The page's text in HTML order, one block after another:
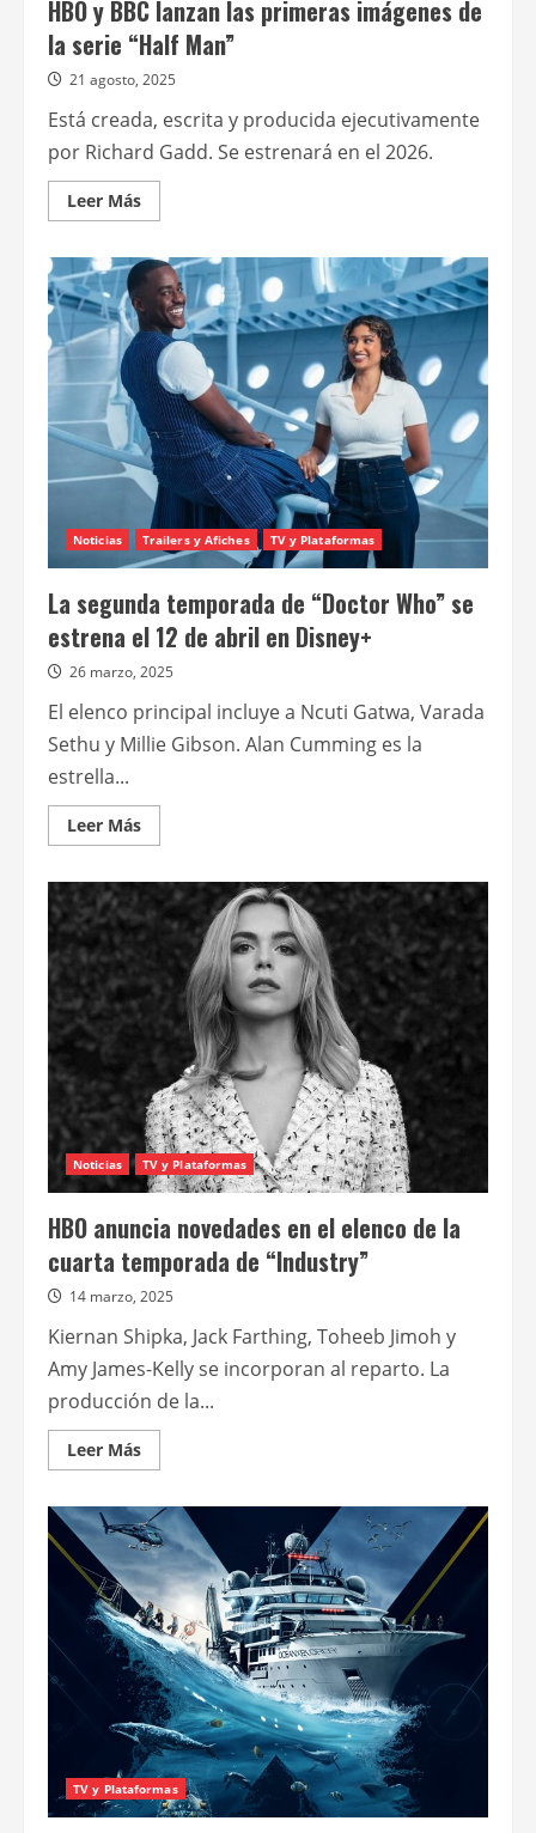
HBO y BBC lanzan las primeras imágenes de
la serie “Half Man”
21 agosto, 2025
Está creada, escrita y producida ejecutivamente
por Richard Gadd. Se estrenará en el 2026.
Leer MásLeer
más
HBO
y
BBC
lanzan
las
primeras
imágenes
de
serie
“Half
Man”
Noticias Trailers y Afiches TV y Plataformas
La segunda temporada de “Doctor Who” se
estrena el 12 de abril en Disney+
26 marzo, 2025
El elenco principal incluye a Ncuti Gatwa, Varada
Sethu y Millie Gibson. Alan Cumming es la
estrella...
Leer MásLeer
más
segunda
temporada
de
“Doctor
Who”
se
estrena
el
12
de
abril
en
Disney+
Noticias TV y Plataformas
HBO anuncia novedades en el elenco de la
cuarta temporada de “Industry”
14 marzo, 2025
Kiernan Shipka, Jack Farthing, Toheeb Jimoh y
Amy James-Kelly se incorporan al reparto. La
producción de la...
Leer MásLeer
más
HBO
anuncia
novedades
en
el
elenco
de
la
cuarta
temporada
de
“Industry”
TV y Plataformas